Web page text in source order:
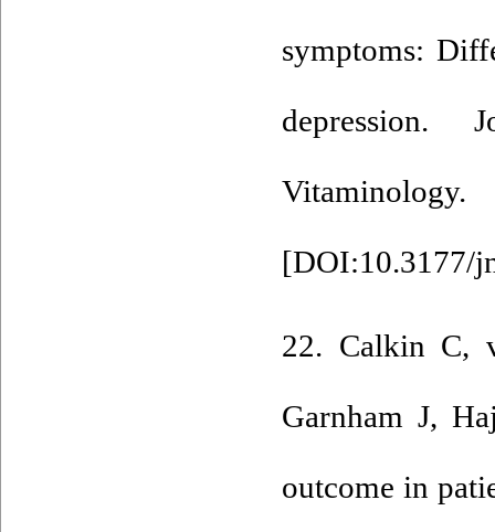
symptoms:
depression.
[DOI:10.3177/
22. Calkin C,
Garnham J,
outcome in